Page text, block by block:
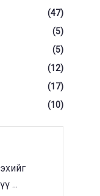
(47)
(5)
(5)
(12)
(17)
(10)
...